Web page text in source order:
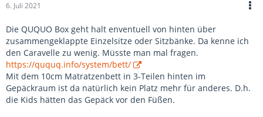
6. Juli 2021
Die QUQUO Box geht halt enventuell von hinten über
zusammengeklappte Einzelsitze oder Sitzbänke. Da kenne ich
den Caravelle zu wenig. Müsste man mal fragen.
https://ququq.info/system/bett/
Mit dem 10cm Matratzenbett in 3-Teilen hinten im
Gepäckraum ist da natürlich kein Platz mehr für anderes. D.h.
die Kids hätten das Gepäck vor den Füßen.